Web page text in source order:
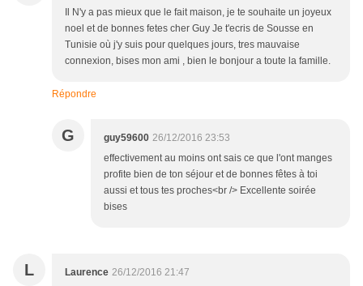
Il N'y a pas mieux que le fait maison, je te souhaite un joyeux
noel et de bonnes fetes cher Guy Je t'ecris de Sousse en
Tunisie où j'y suis pour quelques jours, tres mauvaise
connexion, bises mon ami , bien le bonjour a toute la famille.
Répondre
G guy59600 26/12/2016 23:53
effectivement au moins ont sais ce que l'ont manges
profite bien de ton séjour et de bonnes fêtes à toi
aussi et tous tes proches<br /> Excellente soirée
bises
L Laurence 26/12/2016 21:47